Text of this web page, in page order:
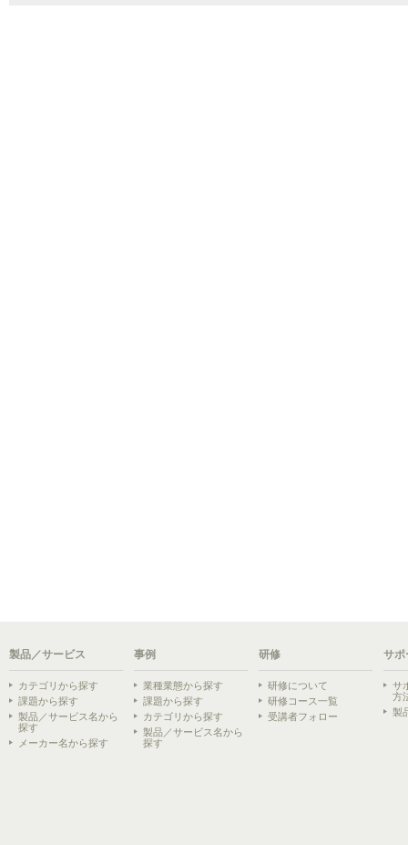
製品／サービス
カテゴリから探す
課題から探す
製品／サービス名から
探す
メーカー名から探す
事例
業種業態から探す
課題から探す
カテゴリから探す
製品／サービス名から
探す
研修
研修について
研修コース一覧
受講者フォロー
サポ
サ
方
製